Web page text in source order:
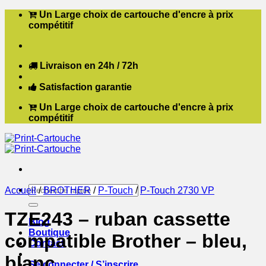
Passer Un Large choix de cartouche d'encre à prix
compétitif
Livraison en 24h / 72h
Satisfaction garantie
Un Large choix de cartouche d'encre à prix
compétitif
Recherche
pour :
Blog
Boutique
Contact
Accueil / BROTHER / P-Touch / P-Touch 2730 VP
TZE243 – ruban cassette
compatible Brother – bleu,